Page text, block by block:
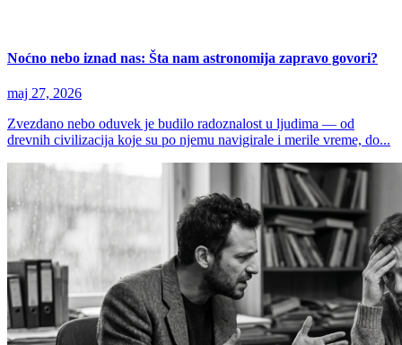
Noćno nebo iznad nas: Šta nam astronomija zapravo govori?
maj 27, 2026
Zvezdano nebo oduvek je budilo radoznalost u ljudima — od
drevnih civilizacija koje su po njemu navigirale i merile vreme, do...